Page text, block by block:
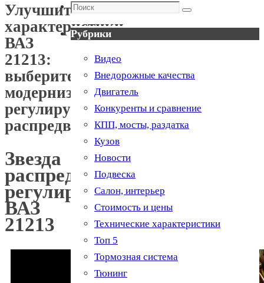
Улучшите
характеристики
ВАЗ
21213:
выберите
модернизацию
регулируемого
распредвала
Звезда
распредвала
регулируемая
ВАЗ
21213
Поиск
Поиск
Рубрики
Видео
Внедорожные качества
Двигатель
Конкуренты и сравнение
КПП, мосты, раздатка
Кузов
Новости
Подвеска
Салон, интерьер
Стоимость и цены
Технические характеристики
Топ 5
Тормозная система
Тюнинг